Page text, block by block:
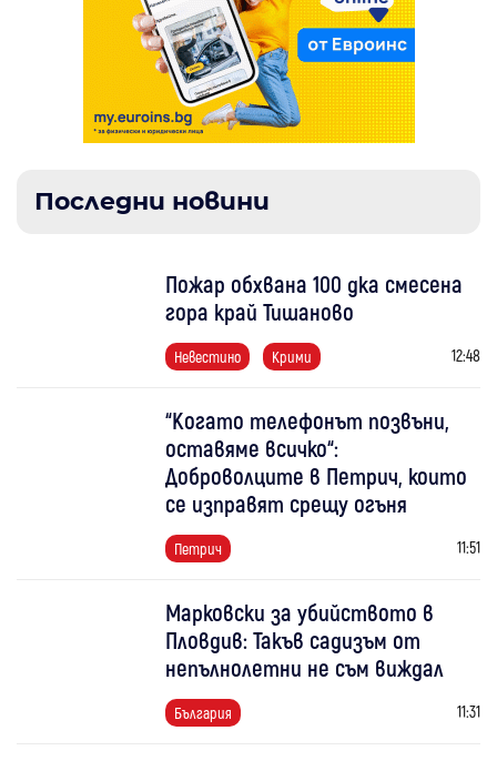
Последни новини
Пожар обхвана 100 дка смесена
гора край Тишаново
Невестино Крими 12:48
“Когато телефонът позвъни,
оставяме всичко“:
Доброволците в Петрич, които
се изправят срещу огъня
Петрич 11:51
Марковски за убийството в
Пловдив: Такъв садизъм от
непълнолетни не съм виждал
България 11:31